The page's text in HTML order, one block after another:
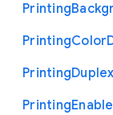
Printing
PrintingColor
PrintingDuplex
Printing